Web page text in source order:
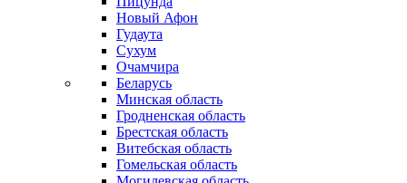
Новый Афон
Гудаута
Сухум
Очамчира
Беларусь
Минская область
Гродненская область
Брестская область
Витебская область
Гомельская область